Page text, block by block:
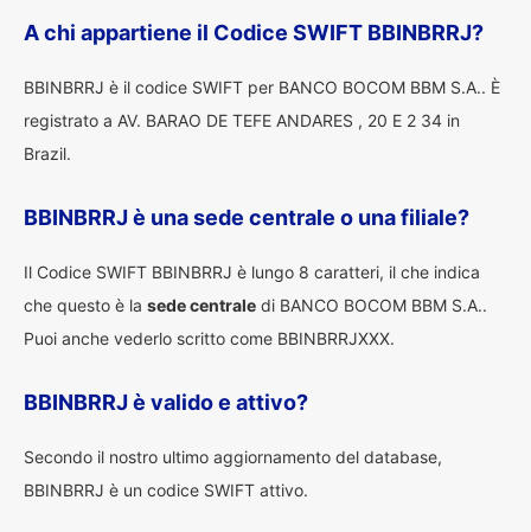
A chi appartiene il Codice SWIFT BBINBRRJ?
BBINBRRJ è il codice SWIFT per BANCO BOCOM BBM S.A.. È
registrato a AV. BARAO DE TEFE ANDARES , 20 E 2 34 in
Brazil.
BBINBRRJ è una sede centrale o una filiale?
Il Codice SWIFT BBINBRRJ è lungo 8 caratteri, il che indica
che questo è la sede centrale di BANCO BOCOM BBM S.A..
Puoi anche vederlo scritto come BBINBRRJXXX.
BBINBRRJ è valido e attivo?
Secondo il nostro ultimo aggiornamento del database,
BBINBRRJ è un codice SWIFT attivo.